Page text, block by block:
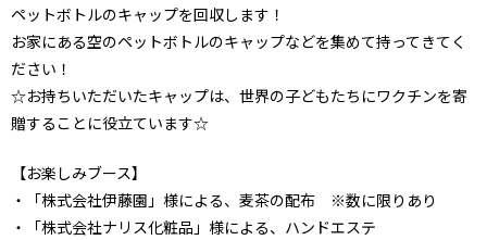
ペットボトルのキャップを回収します！
お家にある空のペットボトルのキャップなどを集めて持ってきてく
ださい！
☆お持ちいただいたキャップは、世界の子どもたちにワクチンを寄
贈することに役立ています☆
【お楽しみブース】
・「株式会社伊藤園」様による、麦茶の配布 ※数に限りあり
・「株式会社ナリス化粧品」様による、ハンドエステ